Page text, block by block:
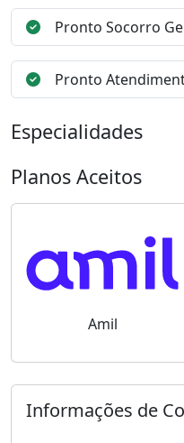
Pronto Socorro
Pronto
Especialidades
Planos Aceitos
Amil
Informações de